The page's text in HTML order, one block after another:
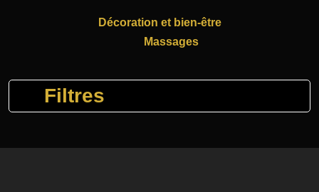
Décoration et bien-être
Massages
Filtres